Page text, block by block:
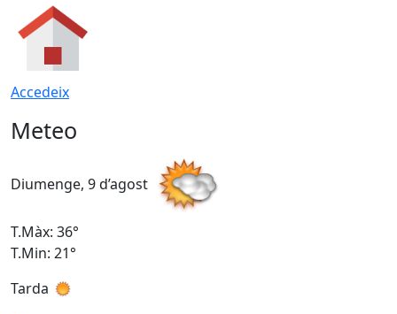
Accedeix
Meteo
Diumenge, 9 d’agost
T.Màx: 36°
T.Min: 21°
Tarda